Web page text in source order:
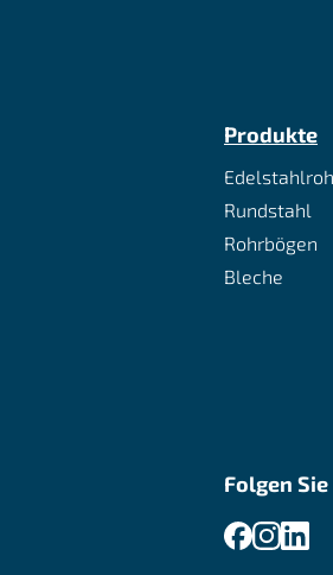
Produkte
Rundstahl
Rohrbögen
Bleche
Folgen Sie